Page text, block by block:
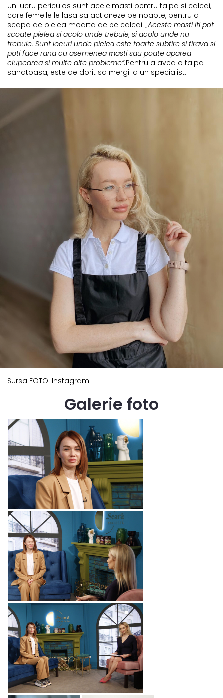
Un lucru periculos sunt acele masti pentru talpa si calcai,
care femeile le lasa sa actioneze pe noapte, pentru a
scapa de pielea moarta de pe calcai. „Aceste masti iti pot
scoate pielea si acolo unde trebuie, si acolo unde nu
trebuie. Sunt locuri unde pielea este foarte subtire si firava si
poti face rana cu asemenea masti sau poate aparea
ciupearca si multe alte probleme”.Pentru a avea o talpa
sanatoasa, este de dorit sa mergi la un specialist.
Sursa FOTO: Instagram
Galerie foto